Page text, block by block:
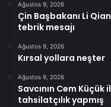
Ağustos 9, 2026
Çin Başbakanı Li
tebrik mesajı
Ağustos 9, 2026
Kırsal yollara neşter
Ağustos 9, 2026
Savcının Cem
tahsilatçılık yapmış